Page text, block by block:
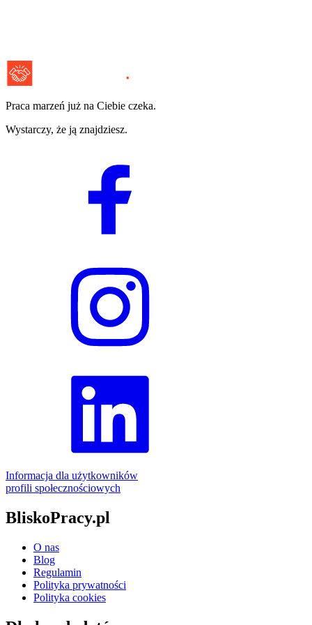
Praca marzeń już na Ciebie czeka.
Wystarczy, że ją znajdziesz.
Informacja dla użytkowników
profili społecznościowych
BliskoPracy.pl
O nas
Blog
Regulamin
Polityka prywatności
Polityka cookies